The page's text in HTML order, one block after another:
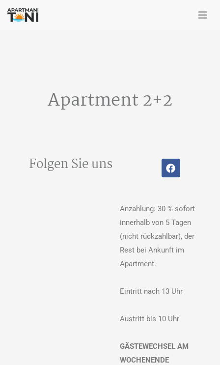
Apartment 2+2
Folgen Sie uns
Anzahlung: 30 % sofort
innerhalb von 5 Tagen
(nicht rückzahlbar), der
Rest bei Ankunft im
Apartment.
Eintritt nach 13 Uhr
Austritt bis 10 Uhr
GÄSTEWECHSEL AM
WOCHENENDE